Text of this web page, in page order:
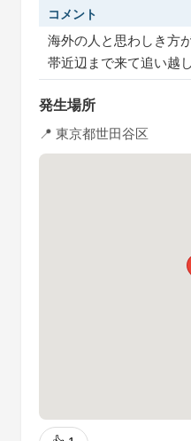
コメント
海外の人と思わしき方
帯近辺まで来て追い越
発生場所
📍 東京都世田谷区